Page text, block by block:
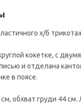
х/б
кокетке, с
и отделана
в поясе.
обхват груди 44 см.